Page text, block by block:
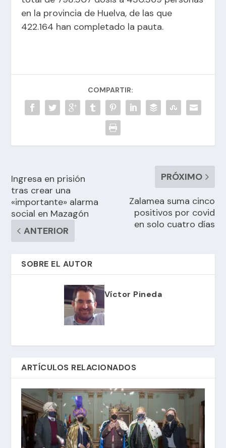
en la provincia de Huelva, de las que
422.164 han completado la pauta.
COMPARTIR:
Ingresa en prisión
tras crear una
«importante» alarma
social en Mazagón
ANTERIOR
PRÓXIMO
Zalamea suma cinco
positivos por covid
en solo cuatro días
SOBRE EL AUTOR
Víctor Pineda
ARTÍCULOS RELACIONADOS